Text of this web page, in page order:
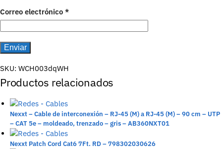
Correo electrónico *
SKU: WCH003dqWH
Productos relacionados
Nexxt – Cable de interconexión – RJ-45 (M) a RJ-45 (M) – 90 cm – UTP
– CAT 5e – moldeado, trenzado – gris – AB360NXT01
Nexxt Patch Cord Cat6 7Ft. RD – 798302030626